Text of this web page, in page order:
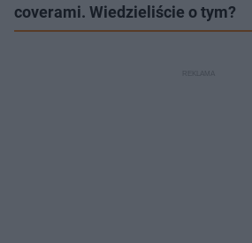
coverami. Wiedzieliście o tym?